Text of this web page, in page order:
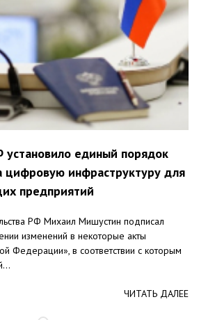
установило единый порядок
цифровую инфраструктуру для
предприятий
РФ Михаил Мишустин подписал
изменений в некоторые акты
Федерации», в соответствии с которым
ЧИТАТЬ ДАЛЕЕ